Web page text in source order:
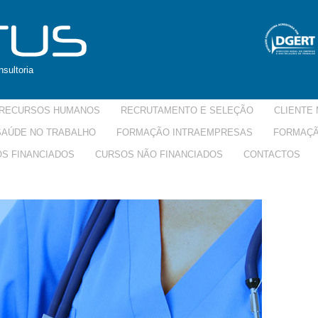
HUMANOS RECRUTAMENTO E SELEÇÃO CLIENTE
NO TRABALHO FORMAÇÃO INTRAEMPRESAS
FINANCIADOS CURSOS NÃO FINANCIADOS CONTACTOS